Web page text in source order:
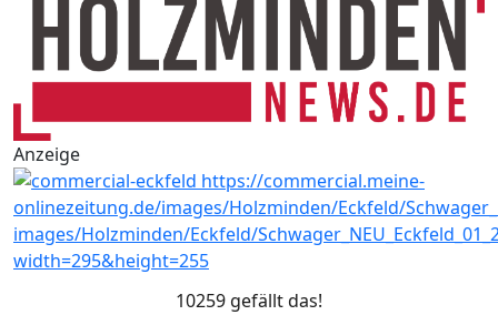
Anzeige
10259 gefällt das!